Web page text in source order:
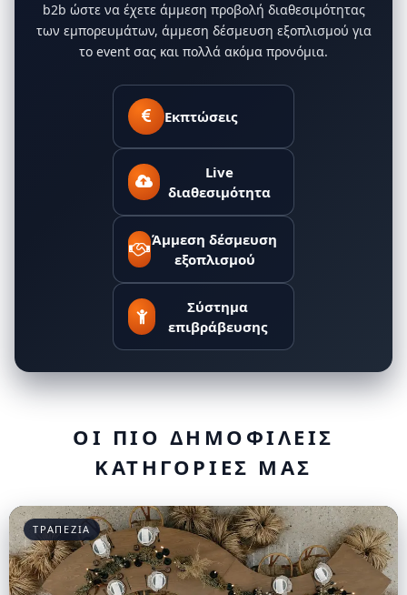
b2b ώστε να έχετε άμμεση προβολή διαθεσιμότητας
των εμπορευμάτων, άμμεση δέσμευση εξοπλισμού για
το event σας και πολλά ακόμα προνόμια.
Εκπτώσεις
Live
διαθεσιμότητα
Άμμεση δέσμευση
εξοπλισμού
Σύστημα
επιβράβευσης
ΟΙ ΠΙΟ ΔΗΜΟΦΙΛΕΙΣ
ΚΑΤΗΓΟΡΙΕΣ ΜΑΣ
ΤΡΑΠΕΖΙΑ